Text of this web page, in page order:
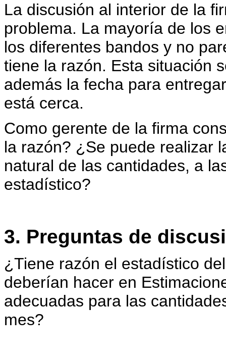
La discusión al interior de la
problema. La mayoría de los
los diferentes bandos y no
tiene la razón. Esta situación
además la fecha para
está cerca.
Como gerente de la firma
la razón? ¿Se puede realizar
natural de las cantidades, a
estadístico?
3. Preguntas de
¿Tiene razón el estadístico
deberían hacer en
adecuadas para las
mes?